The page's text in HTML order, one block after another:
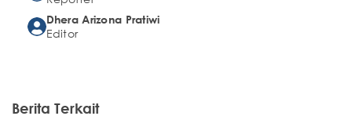
Dhera Arizona Pratiwi
Editor
Berita Terkait